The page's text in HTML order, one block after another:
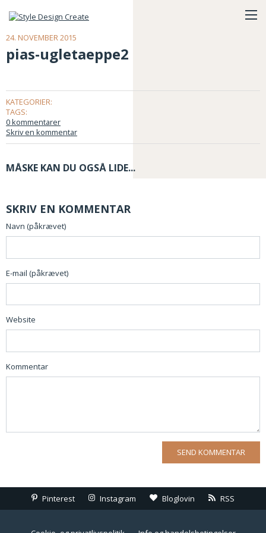
24. NOVEMBER 2015
pias-ugletaeppe2
KATEGORIER:
TAGS:
0 kommentarer
Skriv en kommentar
MÅSKE KAN DU OGSÅ LIDE...
SKRIV EN KOMMENTAR
Navn (påkrævet)
E-mail (påkrævet)
Website
Kommentar
Pinterest Instagram Bloglovin RSS